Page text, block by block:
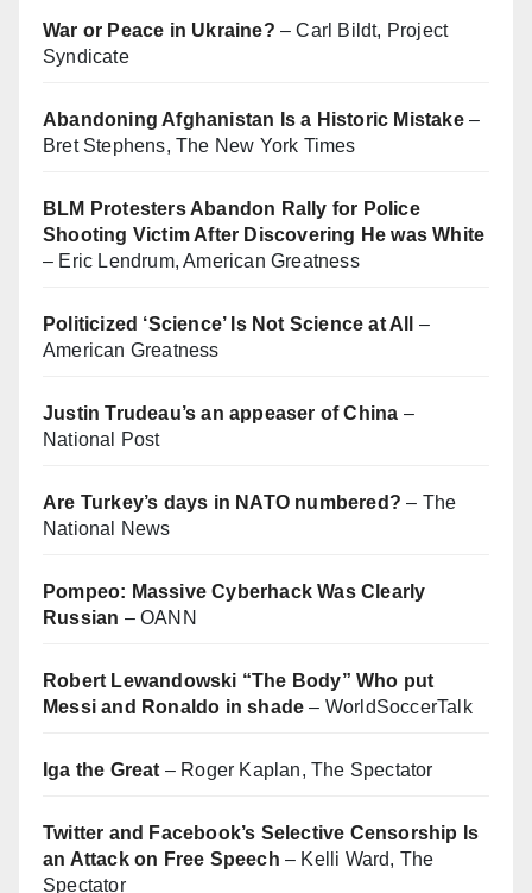
War or Peace in Ukraine? – Carl Bildt, Project
Syndicate
Abandoning Afghanistan Is a Historic Mistake–
Bret Stephens, The New York Times
BLM Protesters Abandon Rally for Police
Shooting Victim After Discovering He was White
– Eric Lendrum, American Greatness
Politicized ‘Science’ Is Not Science at All
–
American Greatness
Justin Trudeau’s an appeaser of China –
National Post
Are Turkey’s days in NATO numbered? – The
National News
Pompeo: Massive Cyberhack Was Clearly
Russian – OANN
Robert Lewandowski “The Body” Who put
Messi and Ronaldo in shade – WorldSoccerTalk
Iga the Great – Roger Kaplan, The Spectator
Twitter and Facebook’s Selective Censorship Is
an Attack on Free Speech – Kelli Ward, The
Spectator